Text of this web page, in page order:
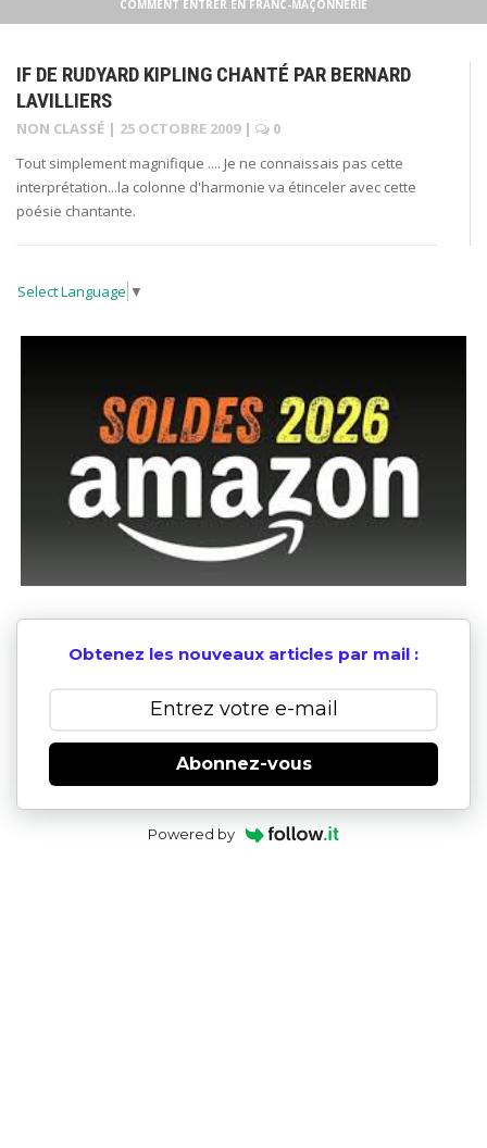
COMMENT ENTRER EN FRANC-MAÇONNERIE
IF DE RUDYARD KIPLING CHANTÉ PAR BERNARD
LAVILLIERS
NON CLASSÉ | 25 OCTOBRE 2009 |
0
Tout simplement magnifique .... Je ne connaissais pas cette
interprétation...la colonne d'harmonie va étinceler avec cette
poésie chantante.
Select Language ▼
Obtenez les nouveaux articles par mail :
Abonnez-vous
Powered by